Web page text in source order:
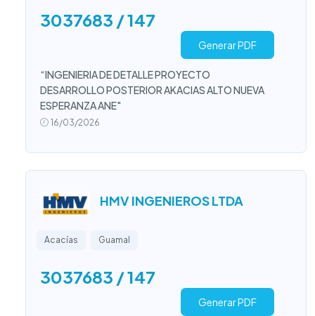
3037683 / 147
Generar PDF
“INGENIERIA DE DETALLE PROYECTO
DESARROLLO POSTERIOR AKACIAS ALTO NUEVA
ESPERANZA ANE"
16/03/2026
HMV INGENIEROS LTDA
Acacías Guamal
3037683 / 147
Generar PDF